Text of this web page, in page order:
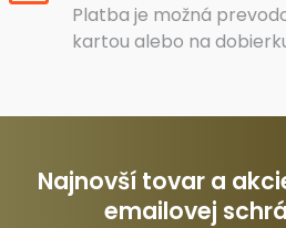
Platba je možná
kartou alebo na
Najnovší tovar a
emailovej